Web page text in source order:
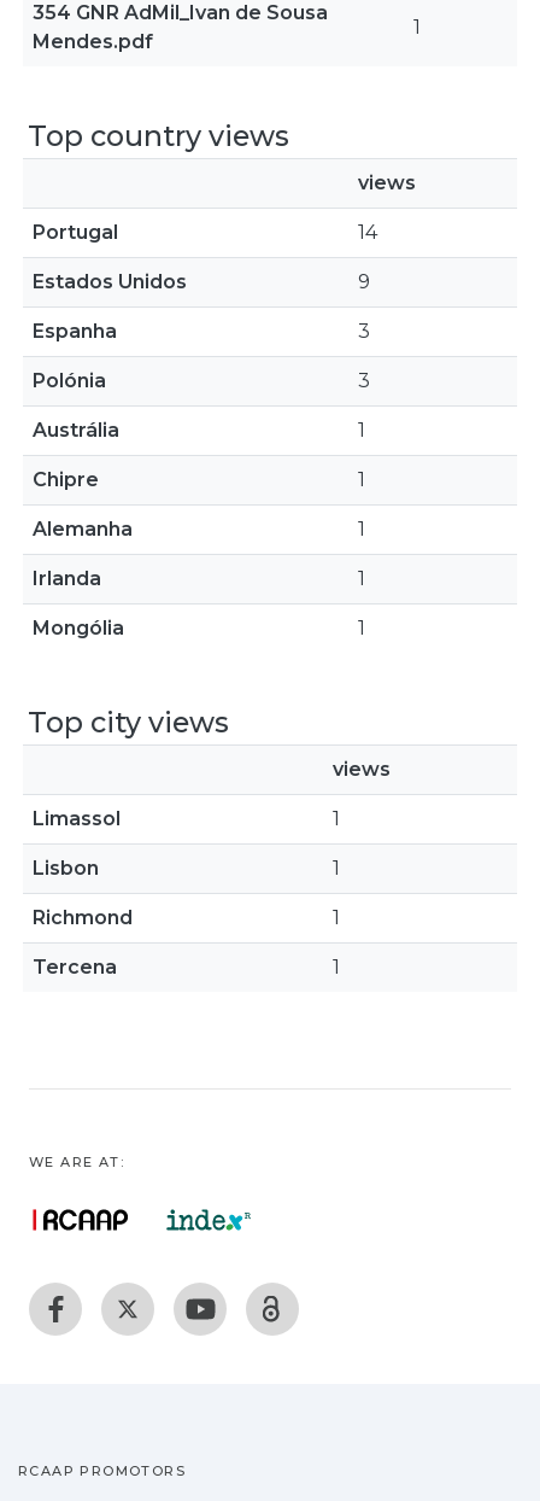
354 GNR AdMil_Ivan de Sousa
Mendes.pdf
1
Top country views
views
Portugal 14
Estados Unidos 9
Espanha 3
Polónia 3
Austrália 1
Chipre 1
Alemanha 1
Irlanda 1
Mongólia 1
Top city views
views
Limassol 1
Lisbon 1
Richmond 1
Tercena 1
WE ARE AT:
RCAAP PROMOTORS